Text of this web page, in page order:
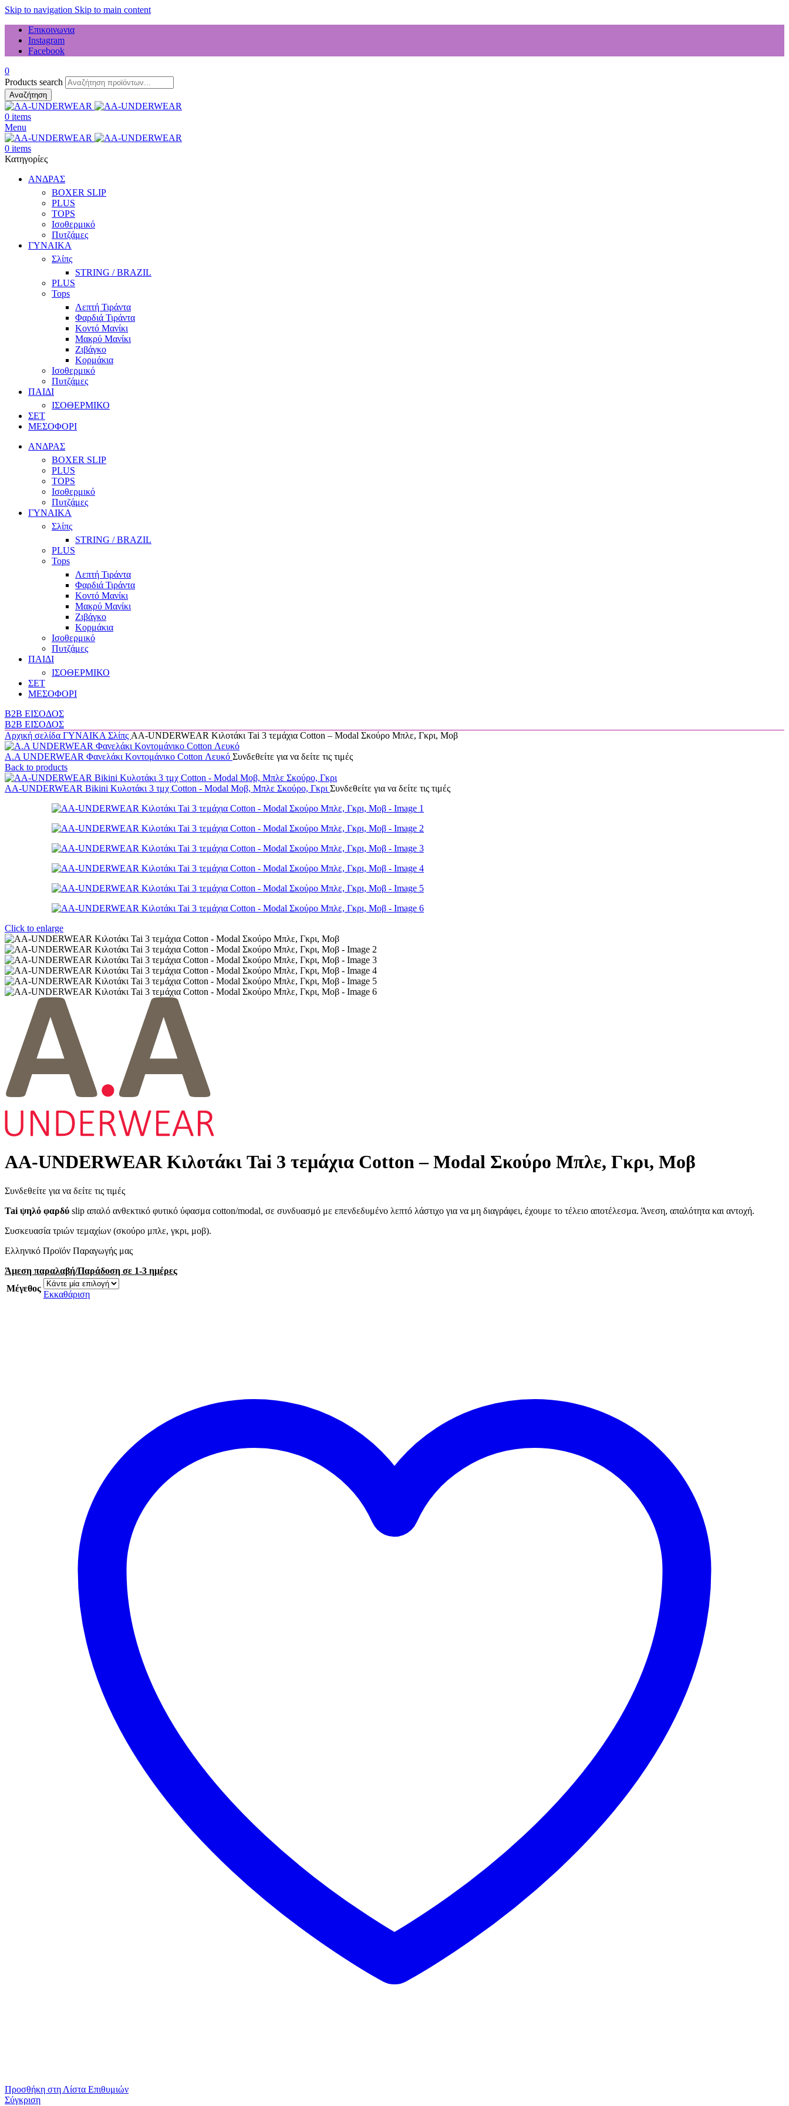
Skip to navigation Skip to main content
Επικοινωνια
Instagram
Facebook
0
Products search
Αναζήτηση
0 items
Menu
0 items
Κατηγορίες
ΑΝΔΡΑΣ
BOXER SLIP
PLUS
TOPS
Ισοθερμικό
Πυτζάμες
ΓΥΝΑΙΚΑ
Σλίπς
STRING / BRAZIL
PLUS
Tops
Λεπτή Τιράντα
Φαρδιά Τιράντα
Κοντό Μανίκι
Μακρύ Μανίκι
Ζιβάγκο
Κορμάκια
Ισοθερμικό
Πυτζάμες
ΠΑΙΔΙ
ΙΣΟΘΕΡΜΙΚΟ
ΣΕΤ
ΜΕΣΟΦΟΡΙ
ΑΝΔΡΑΣ
BOXER SLIP
PLUS
TOPS
Ισοθερμικό
Πυτζάμες
ΓΥΝΑΙΚΑ
Σλίπς
STRING / BRAZIL
PLUS
Tops
Λεπτή Τιράντα
Φαρδιά Τιράντα
Κοντό Μανίκι
Μακρύ Μανίκι
Ζιβάγκο
Κορμάκια
Ισοθερμικό
Πυτζάμες
ΠΑΙΔΙ
ΙΣΟΘΕΡΜΙΚΟ
ΣΕΤ
ΜΕΣΟΦΟΡΙ
B2B ΕΙΣΟΔΟΣ
B2B ΕΙΣΟΔΟΣ
Αρχική σελίδα ΓΥΝΑΙΚΑ Σλίπς AA-UNDERWEAR Κιλοτάκι Tai 3 τεμάχια Cotton – Modal Σκούρο Μπλε, Γκρι, Μοβ
A.A UNDERWEAR Φανελάκι Κοντομάνικο Cotton Λευκό Συνδεθείτε για να δείτε τις τιμές
Back to products
AA-UNDERWEAR Bikini Κυλοτάκι 3 τμχ Cotton - Modal Μοβ, Μπλε Σκούρο, Γκρι Συνδεθείτε για να δείτε τις τιμές
Click to enlarge
AA-UNDERWEAR Κιλοτάκι Tai 3 τεμάχια Cotton – Modal Σκούρο Μπλε, Γκρι, Μοβ
Συνδεθείτε για να δείτε τις τιμές
Tai ψηλό φαρδύ slip απαλό ανθεκτικό φυτικό ύφασμα cotton/modal, σε συνδυασμό με επενδεδυμένο λεπτό λάστιχο για να μη διαγράφει, έχουμε το τέλειο αποτέλεσμα. Άνεση, απαλότητα και αντοχή.
Συσκευασία τριών τεμαχίων (σκούρο μπλε, γκρι, μοβ).
Ελληνικό Προϊόν Παραγωγής μας
Άμεση παραλαβή/Παράδοση σε 1-3 ημέρες
Μέγεθος
Εκκαθάριση
Προσθήκη στη Λίστα Επιθυμιών
Σύγκριση